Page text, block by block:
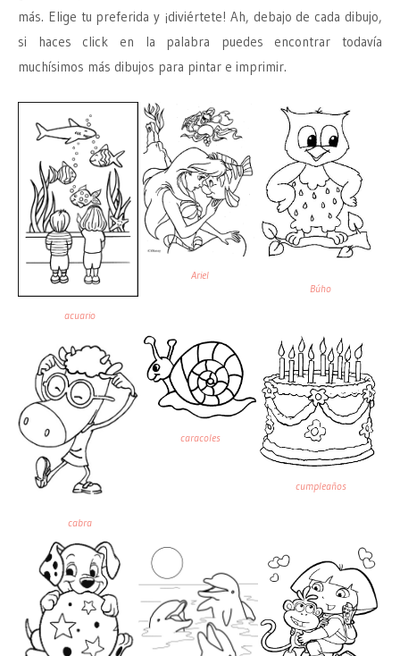
más. Elige tu preferida y ¡diviértete! Ah, debajo de cada dibujo,
si haces click en la palabra puedes encontrar todavía
muchísimos más dibujos para pintar e imprimir.
acuario
Ariel
Búho
cabra
caracoles
cumpleaños